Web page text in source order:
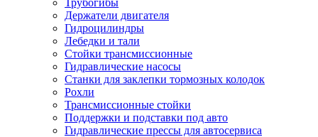
Трубогибы
Держатели двигателя
Гидроцилиндры
Лебедки и тали
Стойки трансмиссионные
Гидравлические насосы
Cтанки для заклепки тормозных колодок
Рохли
Трансмиссионные стойки
Поддержки и подставки под авто
Гидравлические прессы для автосервиса